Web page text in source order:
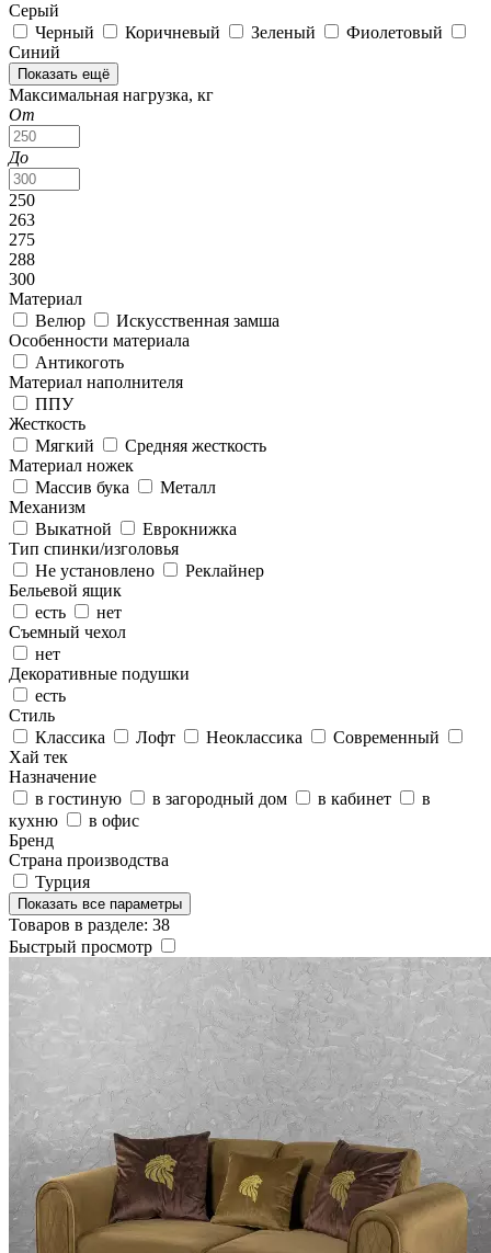
Серый
Черный
Коричневый Зеленый
Фиолетовый
Синий
Показать ещё
Максимальная нагрузка, кг
От
До
250
263
275
288
300
Материал
Велюр
Искусственная замша
Особенности материала
Антикоготь
Материал наполнителя
ППУ
Жесткость
Мягкий
Средняя жесткость
Материал ножек
Массив бука
Металл
Механизм
Выкатной
Еврокнижка
Тип спинки/изголовья
Не установлено
Реклайнер
Бельевой ящик
есть
нет
Съемный чехол
нет
Декоративные подушки
есть
Стиль
Классика
Лофт Неоклассика
Современный
Хай тек
Назначение
в гостиную
в загородный дом в кабинет
в
кухню
в офис
Бренд
Страна производства
Турция
Показать все параметры
Товаров в разделе: 38
Быстрый просмотр